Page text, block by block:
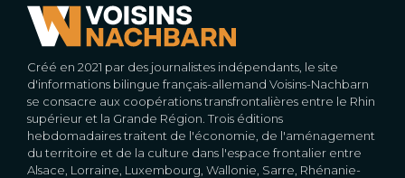
Créé en 2021 par des journalistes indépendants, le site
d'informations bilingue français-allemand Voisins-Nachbarn
se consacre aux coopérations transfrontalières entre le Rhin
supérieur et la Grande Région. Trois éditions
hebdomadaires traitent de l'économie, de l'aménagement
du territoire et de la culture dans l'espace frontalier entre
Alsace, Lorraine, Luxembourg, Wallonie, Sarre, Rhénanie-